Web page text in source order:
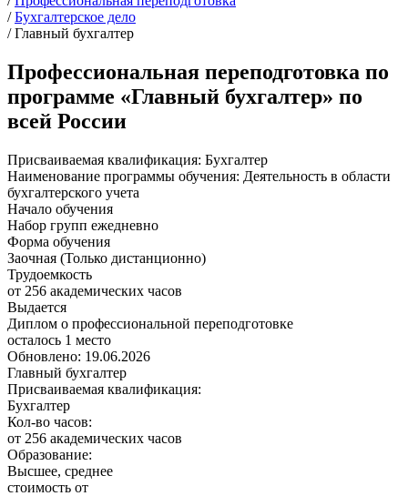
/ Бухгалтерское дело
/ Главный бухгалтер
Профессиональная переподготовка по
программе «Главный бухгалтер» по
всей России
Присваиваемая квалификация: Бухгалтер
Наименование программы обучения: Деятельность в области
бухгалтерского учета
Начало обучения
Набор групп ежедневно
Форма обучения
Заочная (Только дистанционно)
Трудоемкость
от 256 академических часов
Выдается
Диплом о профессиональной переподготовке
осталось 1 место
Обновлено: 19.06.2026
Главный бухгалтер
Присваиваемая квалификация:
Бухгалтер
Кол-во часов:
от 256 академических часов
Образование:
Высшее, среднее
стоимость от